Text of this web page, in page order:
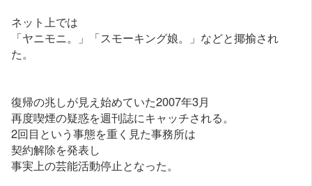
ネット上では
「ヤニモニ。」「スモーキング娘。」などと揶揄され
た。
復帰の兆しが見え始めていた2007年3月
再度喫煙の疑惑を週刊誌にキャッチされる。
2回目という事態を重く見た事務所は
契約解除を発表し
事実上の芸能活動停止となった。